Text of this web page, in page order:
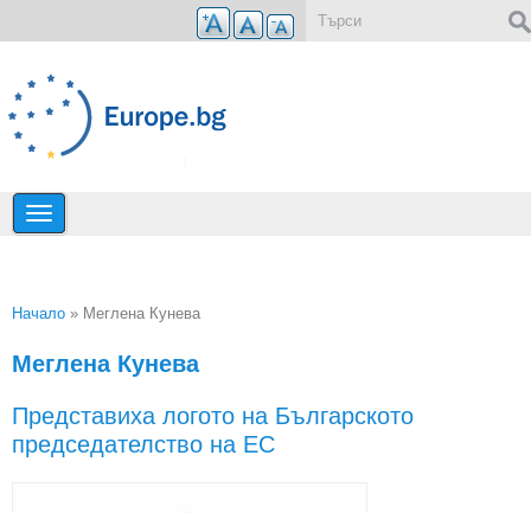
Премини към основното съдържание
Начало » Меглена Кунева
Меглена Кунева
Представиха логото на Българското
председателство на ЕС